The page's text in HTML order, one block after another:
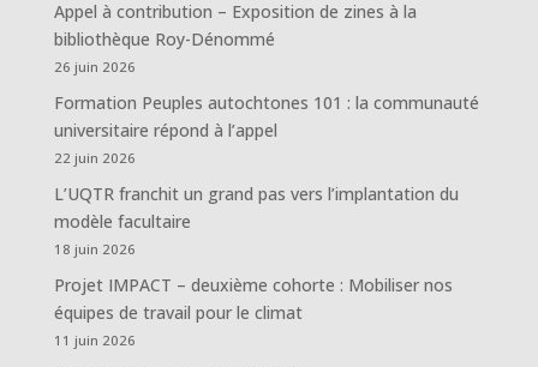
Appel à contribution – Exposition de zines à la
bibliothèque Roy-Dénommé
26 juin 2026
Formation Peuples autochtones 101 : la communauté
universitaire répond à l’appel
22 juin 2026
L’UQTR franchit un grand pas vers l’implantation du
modèle facultaire
18 juin 2026
Projet IMPACT – deuxième cohorte : Mobiliser nos
équipes de travail pour le climat
11 juin 2026